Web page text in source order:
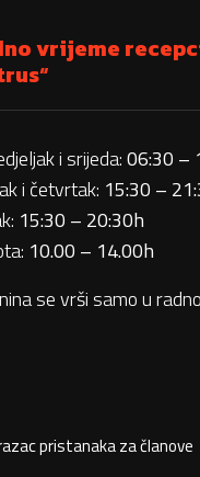
vrijeme
i srijeda:06:30 –
i četvrtak: 15:30 –
15:30 – 20:30h
10.00 – 14.00h
se vrši samo u
pristanaka za članove